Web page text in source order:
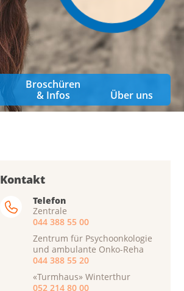
Broschüren
& Infos
Über uns
Kontakt
Telefon
Zentrale
044 388 55 00
Zentrum für Psychoonkologie
und ambulante Onko-Reha
044 388 55 20
«Turmhaus» Winterthur
052 214 80 00